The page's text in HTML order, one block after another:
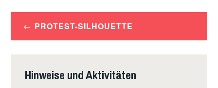
Beitrags-
Navigation
PROTEST-SILHOUETTE
Hinweise und Aktivitäten